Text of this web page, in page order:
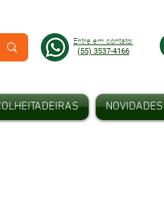
Entre em contato:
(55) 3537-4166
NOVIDADES